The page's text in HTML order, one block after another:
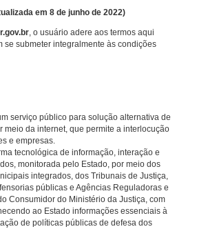
em 8 de junho de 2022)
, o usuário adere aos termos aqui
se submeter integralmente às condições
serviço público para solução alternativa de
meio da internet, que permite a interlocução
e empresas.
tecnológica de informação, interação e
monitorada pelo Estado, por meio dos
integrados, dos Tribunais de Justiça,
públicas e Agências Reguladoras e
Consumidor do Ministério da Justiça, com
ao Estado informações essenciais à
de políticas públicas de defesa dos